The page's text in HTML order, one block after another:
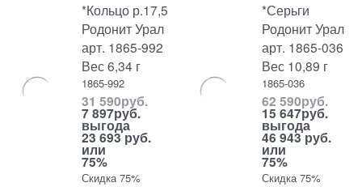
*Кольцо р.17,5
Родонит Урал
арт. 1865-992
Вес 6,34 г
1865-992
31 590руб.
7 897руб.
выгода
23 693 руб.
или
75%
Скидка 75%
*Серьги
Родонит Урал
арт. 1865-036
Вес 10,89 г
1865-036
62 590руб.
15 647руб.
выгода
46 943 руб.
или
75%
Скидка 75%